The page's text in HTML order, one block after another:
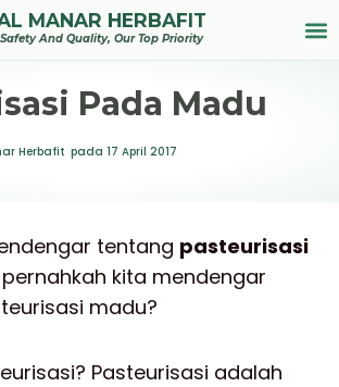
MANAR HERBAFIT
Safety And Quality, Our Top Priority
Pada Madu
Herbafit pada 17 April 2017
tentang pasteurisasi
kita mendengar
madu?
Pasteurisasi adalah